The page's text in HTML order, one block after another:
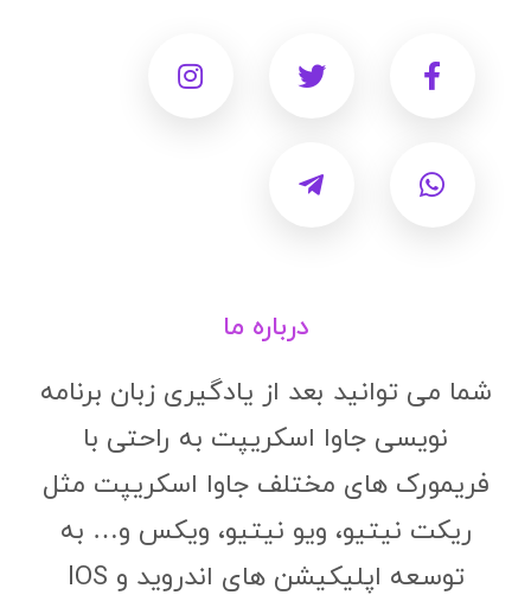
درباره ما
شما می توانید بعد از یادگیری زبان برنامه
نویسی جاوا اسکریپت به راحتی با
فریمورک های مختلف جاوا اسکریپت مثل
ریکت نیتیو، ویو نیتیو، ویکس و… به
توسعه اپلیکیشن های اندروید و IOS